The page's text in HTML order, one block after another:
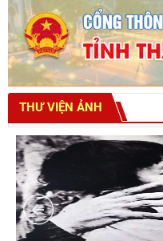
THƯ VIỆN ẢNH